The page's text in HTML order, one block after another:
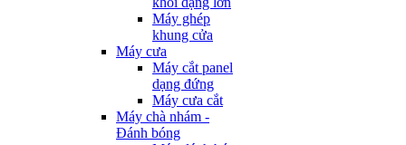
Máy ghép
khung cửa
Máy cưa
Máy cắt panel
dạng đứng
Máy cưa cắt
Máy chà nhám -
Đánh bóng